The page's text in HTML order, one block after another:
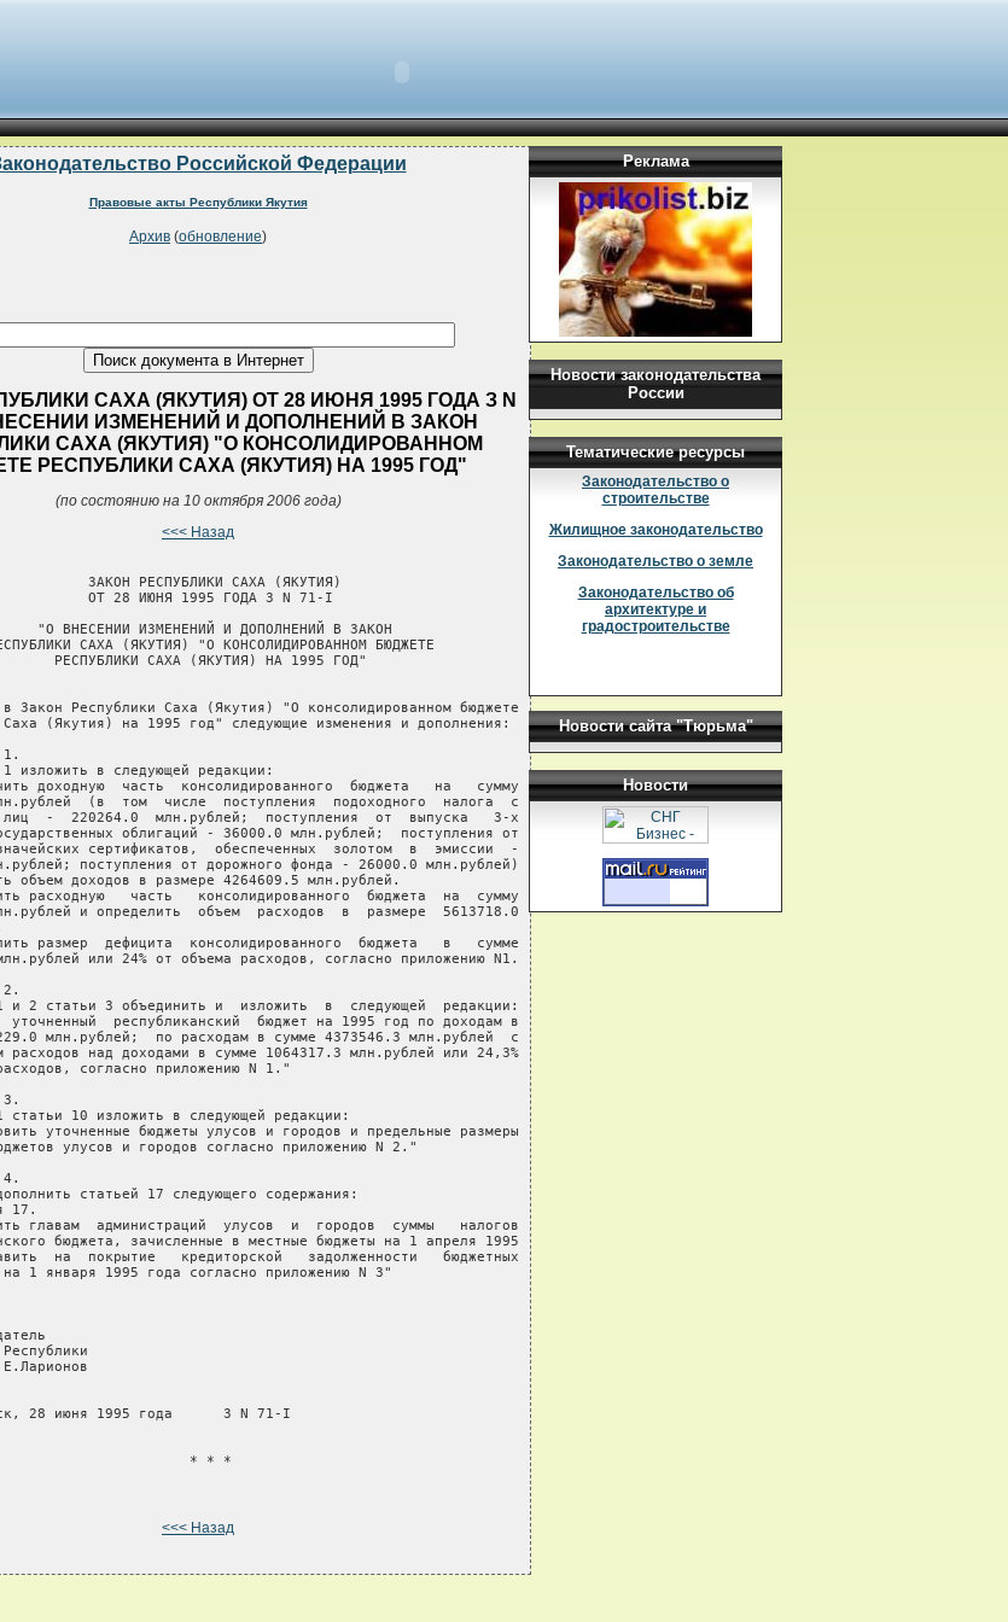
Российской Федерации
Правовые акты Республики Якутия
Архив (обновление)
САХА (ЯКУТИЯ) ОТ 28 ИЮНЯ 1995 ГОДА З N
ИЗМЕНЕНИЙ И ДОПОЛНЕНИЙ В ЗАКОН
CАХА (ЯКУТИЯ) "О КОНСОЛИДИРОВАННОМ
РЕСПУБЛИКИ CАХА (ЯКУТИЯ) НА 1995 ГОД"
(по состоянию на 10 октября 2006 года)
<<< Назад
ЗАКОН РЕСПУБЛИКИ САХА (ЯКУТИЯ)
ОТ 28 ИЮНЯ 1995 ГОДА З N 71-I
"О ВНЕСЕНИИ ИЗМЕНЕНИЙ И ДОПОЛНЕНИЙ В ЗАКОН
CАХА (ЯКУТИЯ) "О КОНСОЛИДИРОВАННОМ БЮДЖЕТЕ
РЕСПУБЛИКИ CАХА (ЯКУТИЯ) НА 1995 ГОД"
Закон Республики Cаха (Якутия) "О консолидированном бюджете
(Якутия) на 1995 год" следующие изменения и дополнения:
изложить в следующей редакции:
доходную  часть  консолидированного  бюджета   на   сумму
(в  том  числе  поступления  подоходного  налога  с
-  220264.0  млн.рублей;  поступления  от  выпуска   3-х
облигаций - 36000.0 млн.рублей;  поступления от
сертификатов,  обеспеченных  золотом  в  эмиссии  -
поступления от дорожного фонда - 26000.0 млн.рублей)
объем доходов в размере 4264609.5 млн.рублей.
расходную   часть   консолидированного  бюджета  на  сумму
и определить  объем  расходов  в  размере  5613718.0
размер  дефицита  консолидированного  бюджета   в   сумме
или 24% от объема расходов, согласно приложению N1.
и 2 статьи 3 объединить и  изложить  в  следующей  редакции:
уточненный  республиканский  бюджет на 1995 год по доходам в
млн.рублей;  по расходам в сумме 4373546.3 млн.рублей  с
расходов над доходами в сумме 1064317.3 млн.рублей или 24,3%
согласно приложению N 1."
статьи 10 изложить в следующей редакции:
уточненные бюджеты улусов и городов и предельные размеры
улусов и городов согласно приложению N 2."
статьей 17 следующего содержания:
17.
главам  администраций  улусов  и  городов  суммы   налогов
бюджета, зачисленные в местные бюджеты на 1 апреля 1995
на  покрытие   кредиторской   задолженности   бюджетных
1 января 1995 года согласно приложению N 3"
28 июня 1995 года      З N 71-I
* * *
<<< Назад
Реклама
Новости законодательства
России
Тематические ресурсы
Законодательство о
строительстве
Жилищное законодательство
Законодательство о земле
Законодательство об
архитектуре и
градостроительстве
Новости сайта "Тюрьма"
Новости